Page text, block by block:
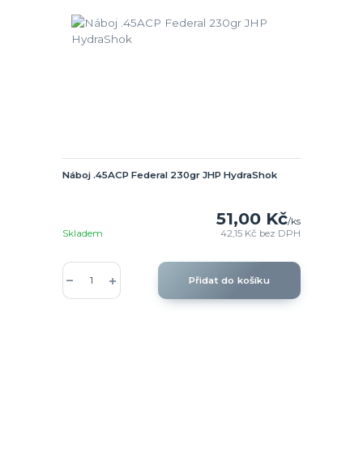
Náboj .45ACP Federal 230gr JHP HydraShok
51,00 Kč/ks
42,15 Kč bez DPH
Skladem
Přidat do košíku